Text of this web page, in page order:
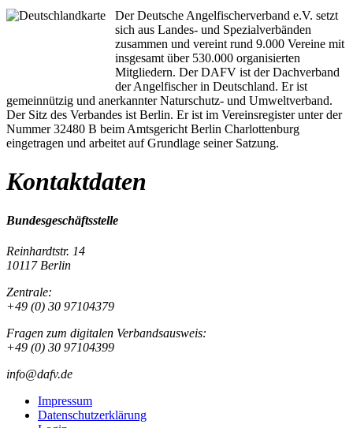
Der Deutsche Angelfischerverband e.V. setzt
sich aus Landes- und Spezialverbänden
zusammen und vereint rund 9.000 Vereine mit
insgesamt über 530.000 organisierten
Mitgliedern. Der DAFV ist der Dachverband
der Angelfischer in Deutschland. Er ist
gemeinnützig und anerkannter Naturschutz- und Umweltverband.
Der Sitz des Verbandes ist Berlin. Er ist im Vereinsregister unter der
Nummer 32480 B beim Amtsgericht Berlin Charlottenburg
eingetragen und arbeitet auf Grundlage seiner Satzung.
Kontaktdaten
Bundesgeschäftsstelle
Reinhardtstr. 14
10117 Berlin
Zentrale:
+49 (0) 30 97104379
Fragen zum digitalen Verbandsausweis:
+49 (0) 30 97104399
info@dafv.de
Impressum
Datenschutzerklärung